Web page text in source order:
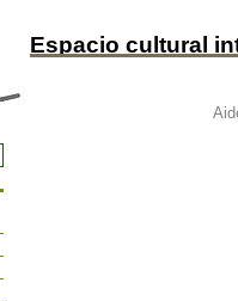
Espacio cultural